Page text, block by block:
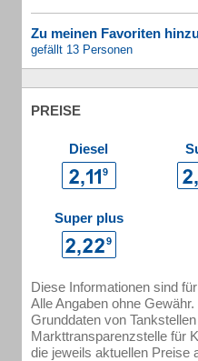
Zu meinen Favoriten
gefällt 13 Personen
PREISE
Diesel
Super plus
Diese Informationen sind
Alle Angaben ohne
Grunddaten von
Markttransparenzstelle für
die jeweils aktuellen Preise